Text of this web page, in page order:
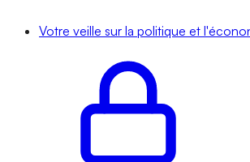
Votre veille sur la politique et